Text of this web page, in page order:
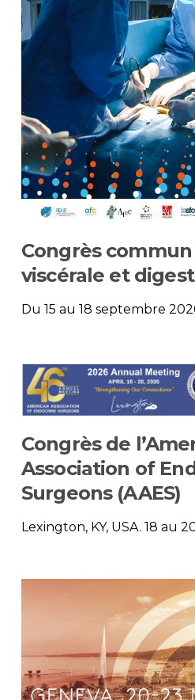
Congrès
viscérale et
Du 15 au 18 septembre
Congrès de
Association of
Surgeons (AAES)
Lexington, KY, USA. 18 au